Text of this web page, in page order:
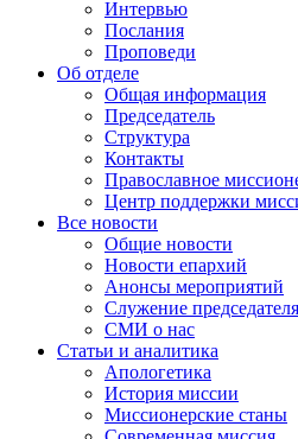
Интервью
Послания
Проповеди
Об отделе
Общая информация
Председатель
Структура
Контакты
Православное
Центр поддержки
Все новости
Общие новости
Новости епархий
Анонсы мероприятий
Служение председателя
СМИ о нас
Статьи и аналитика
Апологетика
История миссии
Миссионерские станы